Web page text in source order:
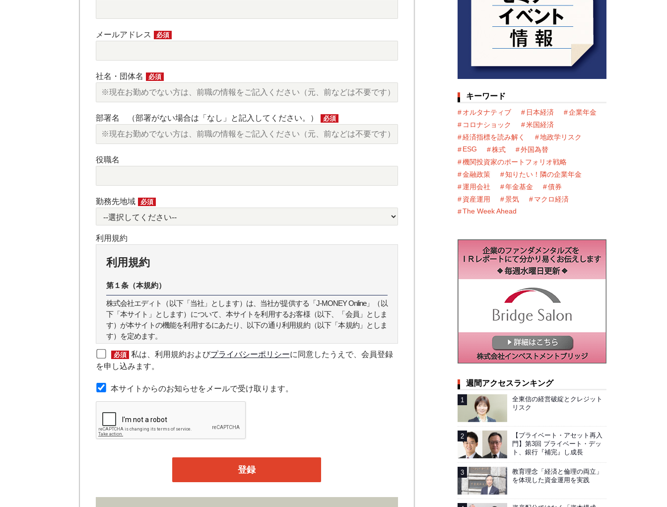
メールアドレス 必須
社名・団体名 必須
部署名 （部署がない場合は「なし」と記入してください。） 必須
役職名
勤務先地域 必須
利用規約
利用規約
第１条（本規約）
株式会社エディト（以下「当社」とします）は、当社が提供する「J-MONEY Online」（以
下「本サイト」とします）について、本サイトを利用するお客様（以下、「会員」としま
す）が本サイトの機能を利用するにあたり、以下の通り利用規約（以下「本規約」としま
す）を定めます。
第２条（本規約の範囲）
第３条（会員）
本サイトの会員は、機関投資家や金融機関の役職員、事業会社の経営者・財務担当者、そ
の他金融ビジネスに携わる企業や官公庁、研究機関などの役職員、もしくは専門家のいず
れかに該当していることを条件とし、登録の申し込みを行うには、当社が入会を承諾した
ある場合や本規約に違反するおそれがある場合には、当社は会員登録を拒否もしくは抹消
第４条（ユーザー名とパスワードの管理）
必須 私は、利用規約およびプライバシーポリシーに同意したうえで、会員登録
を申し込みます。
本サイトからのお知らせをメールで受け取ります。
キーワード
オルタナティブ 日本経済
企業年金
コロナショック
米国経済
経済指標を読み解く
地政学リスク
ESG
株式
外国為替
機関投資家のポートフォリオ戦略
金融政策
知りたい！隣の企業年金
運用会社
年金基金
債券
資産運用
景気
マクロ経済
The Week Ahead
週間アクセスランキング
全東信の経営破綻とクレジット
リスク
【プライベート・アセット再入
門】第3回 プライベート・デッ
ト、銀行『補完』し成長
教育理念「経済と倫理の両立」
を体現した資金運用を実践